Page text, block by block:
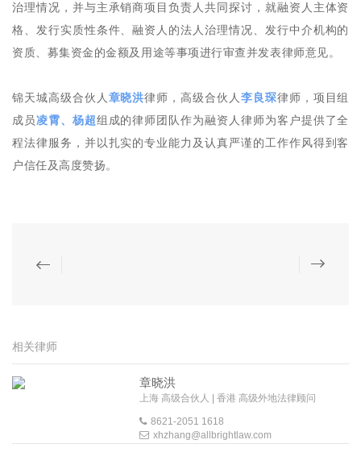
治理情况，并与主承销商项目负责人共同探讨，就融资人主体资
格、发行实质性条件、融资人的法人治理情况、发行中介机构的
资质、募集资金的金额及用途等事项进行审查并发表律师意见。
锦天城高级合伙人 章晓洪律师，高级合伙人 李良琛律师，项目组
成员凌霄、杨超组成的律师团队作为融资人律师为客户提供了全
程法律服务，并以扎实的专业能力及认真严谨的工作作风得到客
户信任及高度赞扬。
相关律师
章晓洪
上海 高级合伙人 | 香港 高级外地法律顾问
8621-2051 1618
xhzhang@allbrightlaw.com